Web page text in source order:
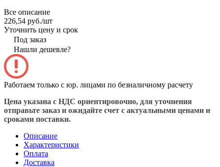
Все описание
226,54 руб./шт
Уточнить цену и срок
Под заказ
Нашли дешевле?
Работаем только с юр. лицами по безналичному расчету
Цена указана с НДС ориентировочно, для уточнения
отправьте заказ и ожидайте счет с актуальными ценами и
сроками поставки.
Описание
Характеристики
Оплата
Доставка